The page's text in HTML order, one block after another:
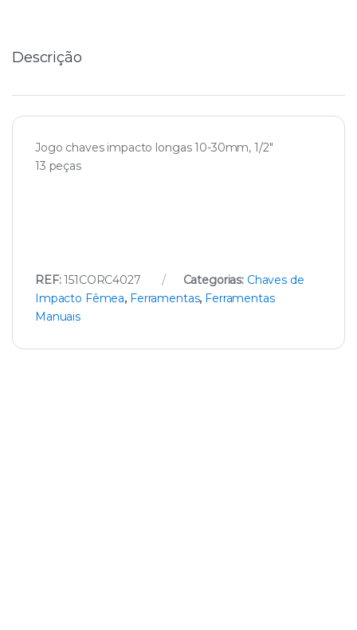
Descrição
Jogo chaves impacto longas 10-30mm, 1/2″
13 peças
REF:151CORC4027 Categorias: Chaves de
Impacto Fêmea, Ferramentas, Ferramentas
Manuais